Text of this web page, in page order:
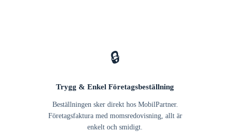
🔒
Trygg & Enkel Företagsbeställning
Beställningen sker direkt hos MobilPartner.
Företagsfaktura med momsredovisning, allt är
enkelt och smidigt.